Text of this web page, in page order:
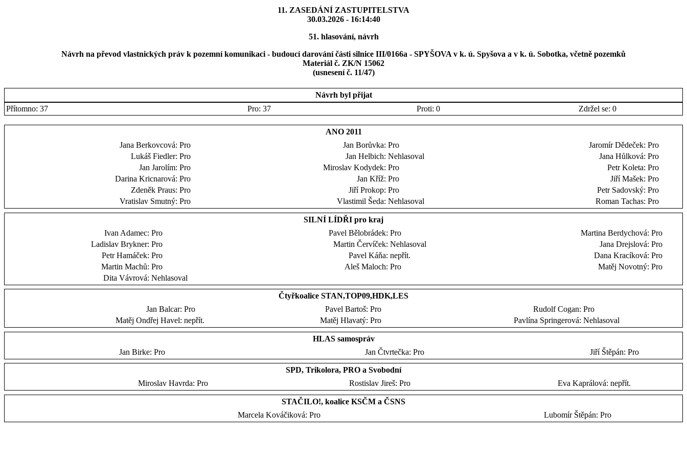
11. ZASEDÁNÍ ZASTUPITELSTVA
30.03.2026 - 16:14:40
51. hlasování, návrh
Návrh na převod vlastnických práv k pozemní komunikaci - budoucí darování části silnice III/0166a - SPYŠOVA v k. ú. Spyšova a v k. ú. Sobotka, včetně pozemků
Materiál č. ZK/N 15062
(usnesení č. 11/47)
Návrh byl přijat
Přítomno: 37
Pro: 37 Proti: 0 Zdržel se: 0
ANO 2011
Jana Berkovcová: Pro Jan Borůvka: Pro Jaromír Dědeček: Pro
Lukáš Fiedler: Pro Jan Helbich: Nehlasoval Jana Hůlková: Pro
Jan Jarolím: Pro Miroslav Kodydek: Pro Petr Koleta: Pro
Darina Kricnarová: Pro Jan Kříž: Pro Jiří Mašek: Pro
Zdeněk Praus: Pro Jiří Prokop: Pro Petr Sadovský: Pro
Vratislav Smutný: Pro Vlastimil Šeda: Nehlasoval Roman Tachas: Pro
SILNÍ LÍDŘI pro kraj
Ivan Adamec: Pro Pavel Bělobrádek: Pro Martina Berdychová: Pro
Ladislav Brykner: Pro Martin Červíček: Nehlasoval Jana Drejslová: Pro
Petr Hamáček: Pro Pavel Káňa: nepřít. Dana Kracíková: Pro
Martin Machů: Pro Aleš Maloch: Pro Matěj Novotný: Pro
Dita Vávrová: Nehlasoval
Čtyřkoalice STAN,TOP09,HDK,LES
Jan Balcar: Pro Pavel Bartoš: Pro Rudolf Cogan: Pro
Matěj Ondřej Havel: nepřít. Matěj Hlavatý: Pro Pavlína Springerová: Nehlasoval
HLAS samospráv
Jan Birke: Pro Jan Čtvrtečka: Pro Jiří Štěpán: Pro
SPD, Trikolora, PRO a Svobodní
Miroslav Havrda: Pro Rostislav Jireš: Pro Eva Kaprálová: nepřít.
STAČILO!, koalice KSČM a ČSNS
Marcela Kováčiková: Pro Lubomír Štěpán: Pro